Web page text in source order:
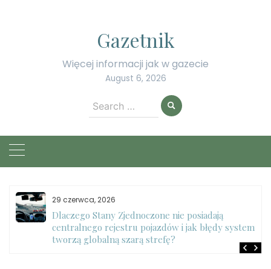
Gazetnik
Więcej informacji jak w gazecie
August 6, 2026
Search
for:
29 czerwca, 2026
Dlaczego Stany Zjednoczone nie posiadają
centralnego rejestru pojazdów i jak błędy systemu
tworzą globalną szarą strefę?